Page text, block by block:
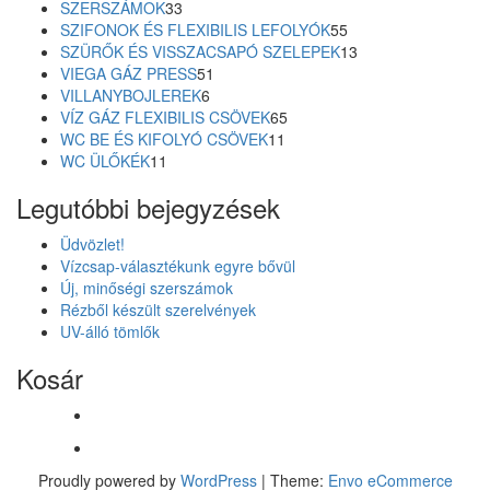
SZERSZÁMOK33
termék
SZIFONOK ÉS FLEXIBILIS LEFOLYÓK5555
termék
SZÜRŐK ÉS VISSZACSAPÓ SZELEPEK13
VIEGA GÁZ PRESS51
VILLANYBOJLEREK6
termék
VÍZ GÁZ FLEXIBILIS CSÖVEK6565
WC BE ÉS KIFOLYÓ CSÖVEK11
WC ÜLŐKÉK11
Legutóbbi bejegyzések
Üdvözlet!
Vízcsap-választékunk egyre bővül
Új, minőségi szerszámok
Rézből készült szerelvények
UV-álló tömlők
Kosár
Proudly powered by WordPress | Theme: Envo eCommerce